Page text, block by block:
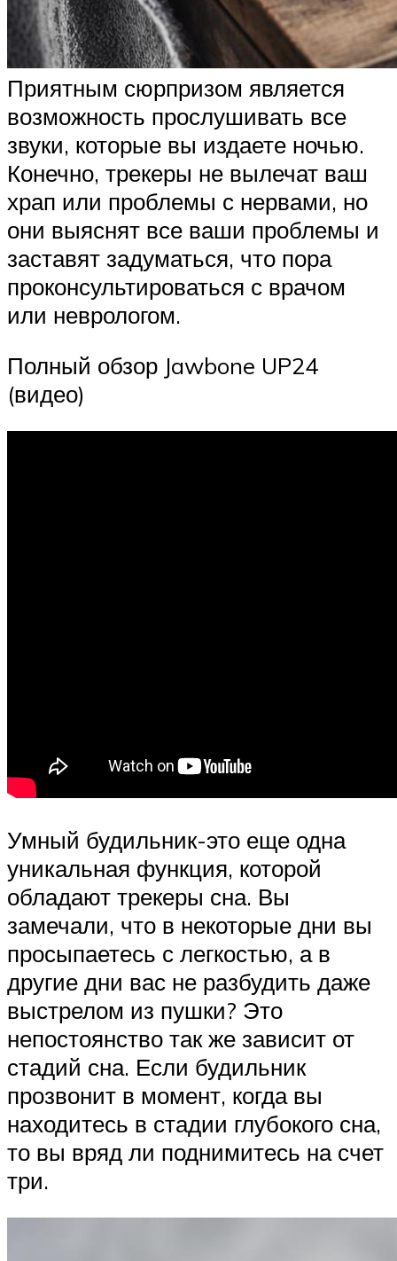
Приятным сюрпризом является
возможность прослушивать все
звуки, которые вы издаете ночью.
Конечно, трекеры не вылечат ваш
храп или проблемы с нервами, но
они выяснят все ваши проблемы и
заставят задуматься, что пора
проконсультироваться с врачом
или неврологом.
Полный обзор Jawbone UP24
(видео)
Умный будильник-это еще одна
уникальная функция, которой
обладают трекеры сна. Вы
замечали, что в некоторые дни вы
просыпаетесь с легкостью, а в
другие дни вас не разбудить даже
выстрелом из пушки? Это
непостоянство так же зависит от
стадий сна. Если будильник
прозвонит в момент, когда вы
находитесь в стадии глубокого сна,
то вы вряд ли поднимитесь на счет
три.